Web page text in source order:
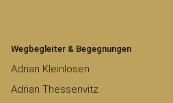
Wegbegleiter & Begegnungen
Adrian Kleinlosen
Adrian Thessenvitz